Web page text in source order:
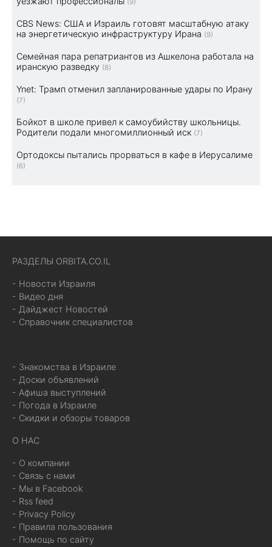
CBS News: США и Израиль готовят масштабную атаку
на энергетическую инфраструктуру Ирана (9)
Семейная пара репатриантов из Ашкелона работала на
иранскую разведку (8)
Ynet: Трамп отменил запланированные удары по Ирану
(7)
Бойкот в школе привел к самоубийству школьницы.
Родители подали многомиллионный иск (7)
Ортодоксы пытались прорваться в кафе в Иерусалиме
(6)
РАЗДЕЛЫ ORBITA.CO.IL
- Новости Израиля
- Видео дня
- Дайджест Новостей
- Справочник специалистов
- Знакомства в Израиле
- Доски объявлений
- Афиша выступлений
- Погода в Израиле
- Скидки и обзоры товаров
О НАС
- О компании
- Связь с нами
- Мы в Facebook
- Rss feed
- Privacy Policy
- Правила пользования
- Помощь по сайту